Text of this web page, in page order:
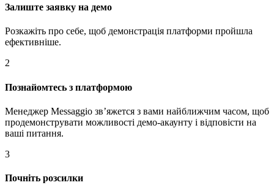
Залиште заявку на демо
Розкажіть про себе, щоб демонстрація платформи пройшла
ефективніше.
2
Познайомтесь з платформою
Менеджер Messaggio звʼяжется з вами найближчим часом, щоб
продемонструвати можливості демо-акаунту і відповісти на
ваші питання.
3
Почніть розсилки